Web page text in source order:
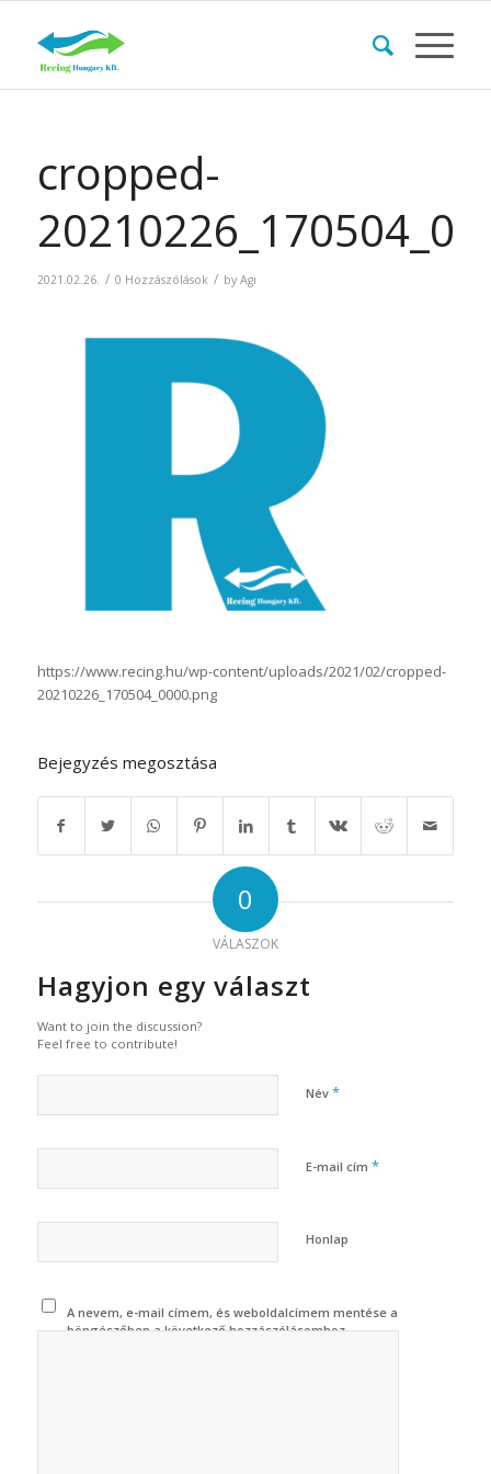
cropped-
2021.02.26. / 0 Hozzászólások / by Agi
https://www.recing.hu/wp-content/uploads/2021/02/cropped-
20210226_170504_0000.png
Bejegyzés megosztása
0
VÁLASZOK
Hagyjon egy választ
Want to join the discussion?
Feel free to contribute!
Név *
E-mail cím *
Honlap
A nevem, e-mail címem, és weboldalcímem mentése a
böngészőben a következő hozzászólásomhoz.